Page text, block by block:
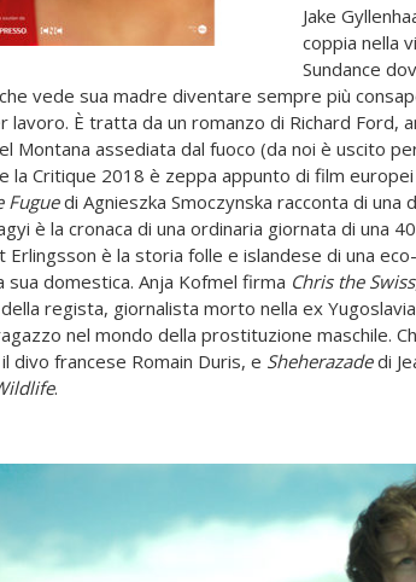
Jake
coppia nella
Sundance
vede sua madre diventare sempre più
lavoro. È tratta da un romanzo di Richard Ford,
Montana assediata dal fuoco (da noi è uscito
la Critique 2018 è zeppa appunto di film europei
Fuguedi Agnieszka Smoczynska racconta di una
è la cronaca di una ordinaria giornata di una
Erlingsson è la storia folle e islandese di una
sua domestica. Anja Kofmel firma Chris the Swiss
regista, giornalista morto nella ex
nel mondo della prostituzione maschile.
divo francese Romain Duris, e Sheherazadedi
.